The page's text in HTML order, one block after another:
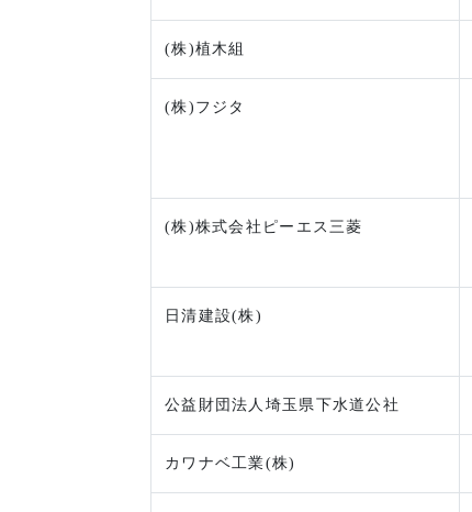
(株)植木組
(株)フジタ
(株)株式会社ピーエス三菱
日清建設(株)
公益財団法人埼玉県下水道公社
カワナベ工業(株)